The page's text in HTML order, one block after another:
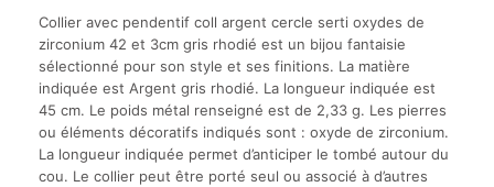
42
et
3cm
gris
rhodié
Collier avec pendentif coll argent cercle serti oxydes de
zirconium 42 et 3cm gris rhodié est un bijou fantaisie
sélectionné pour son style et ses finitions. La matière
indiquée est Argent gris rhodié. La longueur indiquée est
45 cm. Le poids métal renseigné est de 2,33 g. Les pierres
ou éléments décoratifs indiqués sont : oxyde de zirconium.
La longueur indiquée permet d’anticiper le tombé autour du
cou. Le collier peut être porté seul ou associé à d’autres